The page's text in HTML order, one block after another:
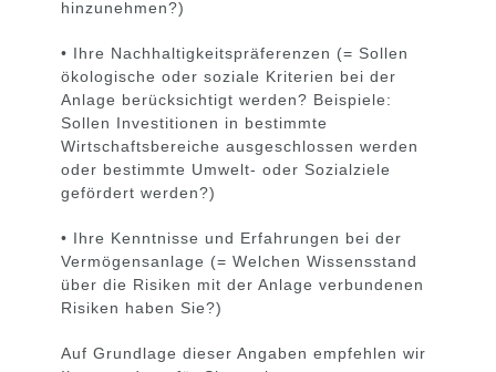
hinzunehmen?)
• Ihre Nachhaltigkeitspräferenzen (= Sollen
ökologische oder soziale Kriterien bei der
Anlage berücksichtigt werden? Beispiele:
Sollen Investitionen in bestimmte
Wirtschaftsbereiche ausgeschlossen werden
oder bestimmte Umwelt- oder Sozialziele
gefördert werden?)
• Ihre Kenntnisse und Erfahrungen bei der
Vermögensanlage (= Welchen Wissensstand
über die Risiken mit der Anlage verbundenen
Risiken haben Sie?)
Auf Grundlage dieser Angaben empfehlen wir